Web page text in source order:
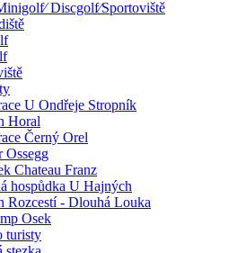
Discgolf⁄Sportoviště
U Ondřeje Stropník
Horal
Černý Orel
Ossegg
Chateau Franz
hospůdka U Hajných
Rozcestí - Dlouhá Louka
Osek
turisty